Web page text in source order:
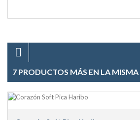
7 PRODUCTOS MÁS EN LA